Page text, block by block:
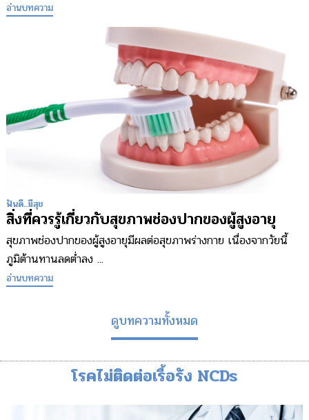
อ่านบทความ
ฟันดี..มีสุข
สิ่งที่ควรรู้เกี่ยวกับสุขภาพช่องปากของผู้สูงอายุ
สุขภาพช่องปากของผู้สูงอายุมีผลต่อสุขภาพร่างกาย เนื่องจากวัยนี้
ภูมิต้านทานลดต่ำลง ...
อ่านบทความ
ดูบทความทั้งหมด
โรคไม่ติดต่อเรื้อรัง NCDs